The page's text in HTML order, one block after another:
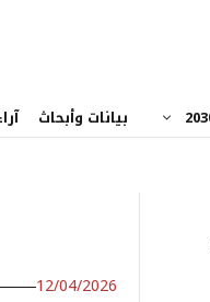
بيانات وأبحاث
12/04/2026